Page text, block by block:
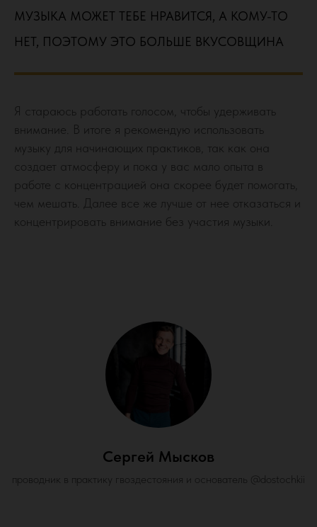
МУЗЫКА МОЖЕТ ТЕБЕ НРАВИТСЯ, А КОМУ-ТО
НЕТ, ПОЭТОМУ ЭТО БОЛЬШЕ ВКУСОВЩИНА
Я стараюсь работать голосом, чтобы удерживать
внимание. В итоге я рекомендую использовать
музыку для начинающих практиков, так как она
создает атмосферу и пока у вас мало опыта в
работе с концентрацией она скорее будет помогать,
чем мешать. Далее все же лучше от нее отказаться и
концентрировать внимание без участия музыки.
Сергей Мысков
проводник в практику гвоздестояния и основатель @dostochkii